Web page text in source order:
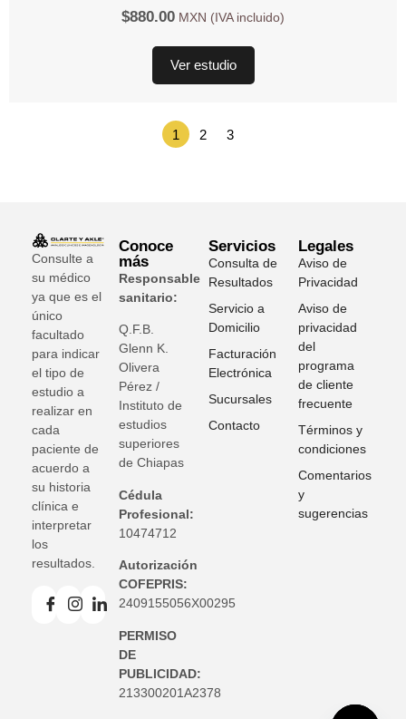
$880.00
Ver estudio
1 2 3
Consulte a
su médico
ya que es el
único
facultado
para indicar
el tipo de
estudio a
realizar en
cada
paciente de
acuerdo a
su historia
clínica e
interpretar
los
resultados.
Conoce
más
Responsable
sanitario:
Q.F.B.
Glenn K.
Olivera
Pérez /
Instituto de
estudios
superiores
de Chiapas
Cédula
Profesional:
10474712
Autorización
COFEPRIS:
2409155056X00295
PERMISO
DE
PUBLICIDAD:
213300201A2378
Servicios
Consulta de
Resultados
Servicio a
Domicilio
Facturación
Electrónica
Sucursales
Contacto
Legales
Aviso de
Privacidad
Aviso de
privacidad
del
programa
de cliente
frecuente
Términos y
condiciones
Comentarios
y
sugerencias